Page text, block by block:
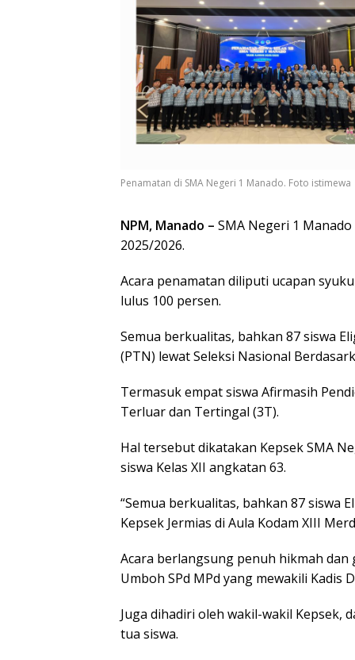
Penamatan di SMA Negeri 1 Manado. Foto istimewa
NPM, Manado – SMA Negeri 1
2025/2026.
Acara penamatan diliputi ucapan
lulus 100 persen.
Semua berkualitas, bahkan 87 siswa
(PTN) lewat Seleksi Nasional
Termasuk empat siswa Afirmasih
Terluar dan Tertingal (3T).
Hal tersebut dikatakan Kepsek SMA
siswa Kelas XII angkatan 63.
“Semua berkualitas, bahkan 87 siswa
Kepsek Jermias di Aula Kodam XIII
Acara berlangsung penuh hikmah dan
Umboh SPd MPd yang mewakili Kadis
Juga dihadiri oleh wakil-wakil
tua siswa.